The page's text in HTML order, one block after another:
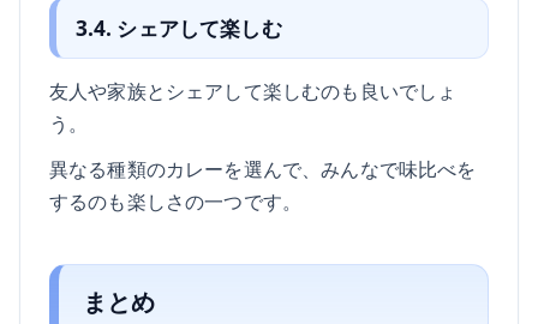
3.4. シェアして楽しむ
友人や家族とシェアして楽しむのも良いでしょ
う。
異なる種類のカレーを選んで、みんなで味比べを
するのも楽しさの一つです。
まとめ